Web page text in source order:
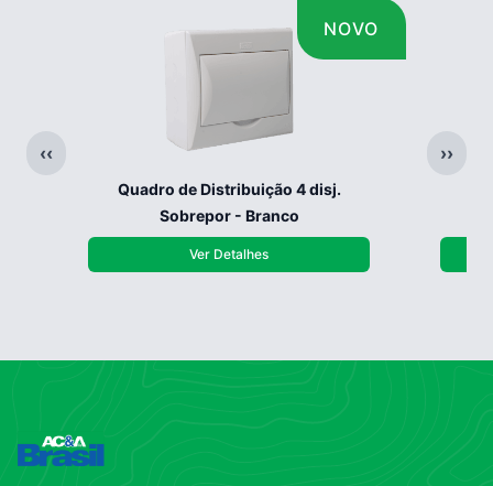
‹‹ ››
NOVO
Quadro de Distribuição 4 disj.
Sobrepor - Branco
Ver Detalhes